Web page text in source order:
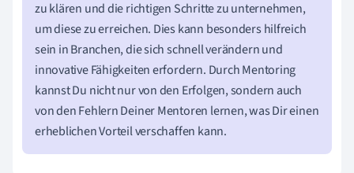
zu klären und die richtigen Schritte zu unternehmen,
um diese zu erreichen. Dies kann besonders hilfreich
sein in Branchen, die sich schnell verändern und
innovative Fähigkeiten erfordern. Durch Mentoring
kannst Du nicht nur von den Erfolgen, sondern auch
von den Fehlern Deiner Mentoren lernen, was Dir einen
erheblichen Vorteil verschaffen kann.